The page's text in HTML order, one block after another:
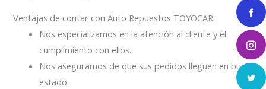
Ventajas de contar con Auto Repuestos TOYOCAR:
Nos especializamos en la atención al cliente y el
cumplimiento con ellos.
Nos aseguramos de que sus pedidos lleguen en buen
estado.